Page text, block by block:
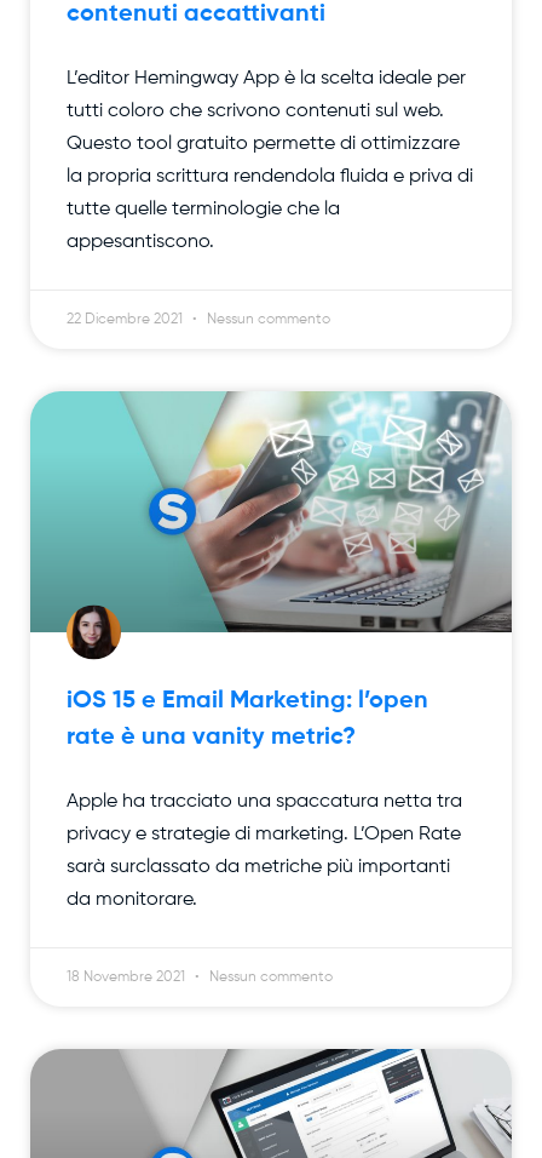
contenuti accattivanti
L’editor Hemingway App è la scelta ideale per
tutti coloro che scrivono contenuti sul web.
Questo tool gratuito permette di ottimizzare
la propria scrittura rendendola fluida e priva di
tutte quelle terminologie che la
appesantiscono.
22 Dicembre 2021 Nessun commento
iOS 15 e Email Marketing: l’open
rate è una vanity metric?
Apple ha tracciato una spaccatura netta tra
privacy e strategie di marketing. L’Open Rate
sarà surclassato da metriche più importanti
da monitorare.
18 Novembre 2021 Nessun commento